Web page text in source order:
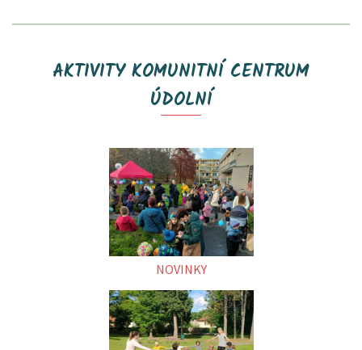
AKTIVITY KOMUNITNÍ CENTRUM
ÚDOLNÍ
NOVINKY